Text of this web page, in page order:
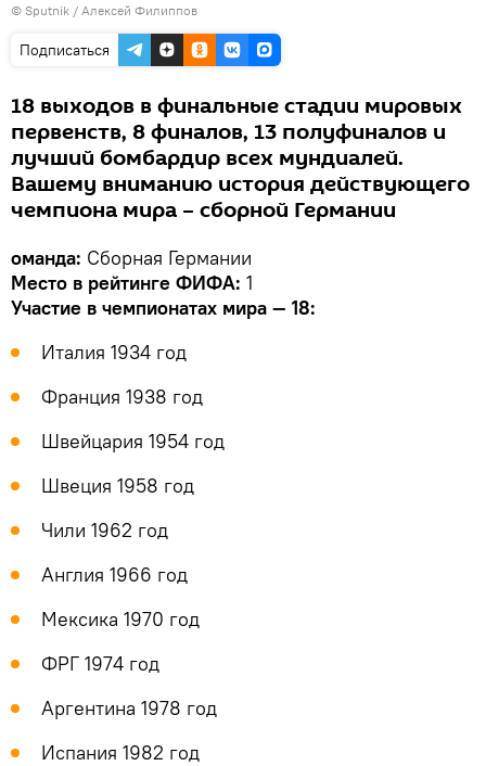
© Sputnik / Алексей Филиппов
Подписаться
18 выходов в финальные стадии мировых
первенств, 8 финалов, 13 полуфиналов и
лучший бомбардир всех мундиалей.
Вашему вниманию история действующего
чемпиона мира – сборной Германии
оманда: Сборная Германии
Место в рейтинге ФИФА: 1
Участие в чемпионатах мира — 18:
Италия 1934 год
Франция 1938 год
Швейцария 1954 год
Швеция 1958 год
Чили 1962 год
Англия 1966 год
Мексика 1970 год
ФРГ 1974 год
Аргентина 1978 год
Испания 1982 год